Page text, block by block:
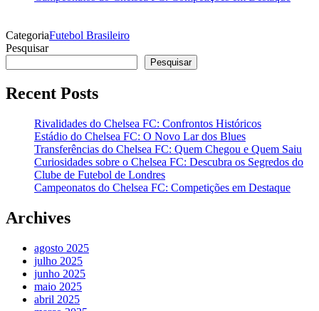
CategoriaFutebol Brasileiro
Pesquisar
Pesquisar
Recent Posts
Rivalidades do Chelsea FC: Confrontos Históricos
Estádio do Chelsea FC: O Novo Lar dos Blues
Transferências do Chelsea FC: Quem Chegou e Quem Saiu
Curiosidades sobre o Chelsea FC: Descubra os Segredos do
Clube de Futebol de Londres
Campeonatos do Chelsea FC: Competições em Destaque
Archives
agosto 2025
julho 2025
junho 2025
maio 2025
abril 2025